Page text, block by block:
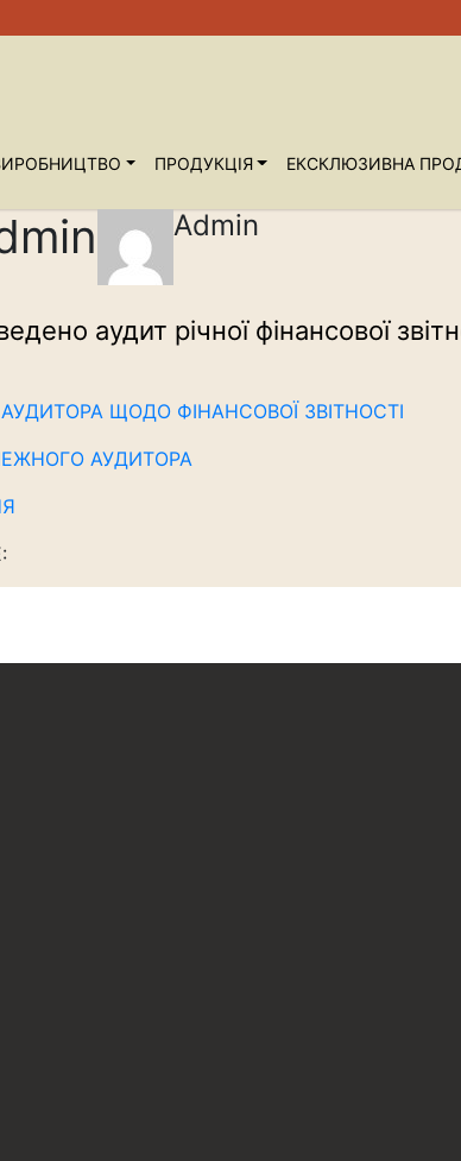
ПРОДУКЦІЯ ЕКСКЛЮЗИВНА
Admin
аудит річної фінансової
ЩОДО ФІНАНСОВОЇ ЗВІТНОСТІ
АУДИТОРА